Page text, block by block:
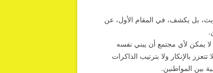
بل يكشف، في المقام الأول، عن
فرانز فانون في كتابه معذبو الأرض (دار لا ديكوفرت، 2002)، لا يمكن لأي مجتمع أن يبني نفسه
بالإنكار ولا بترتيب الذاكرات
بين المواطنين.